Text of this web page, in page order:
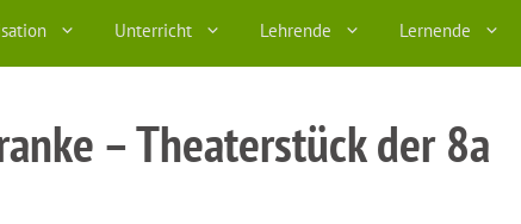
Unterricht Lehrende Lernende
– Theaterstück der 8a